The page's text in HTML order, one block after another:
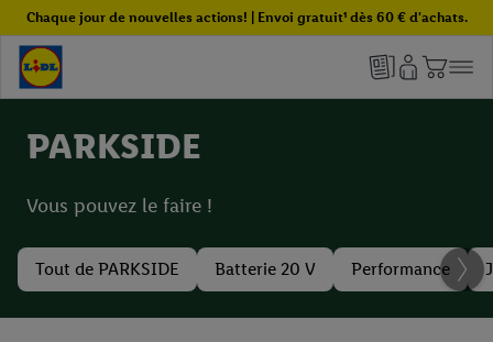
Chaque jour de nouvelles actions! | Envoi gratuit¹ dès 60 € d'achats.
PARKSIDE
Vous pouvez le faire !
Tout de PARKSIDE Batterie 20 V Performance